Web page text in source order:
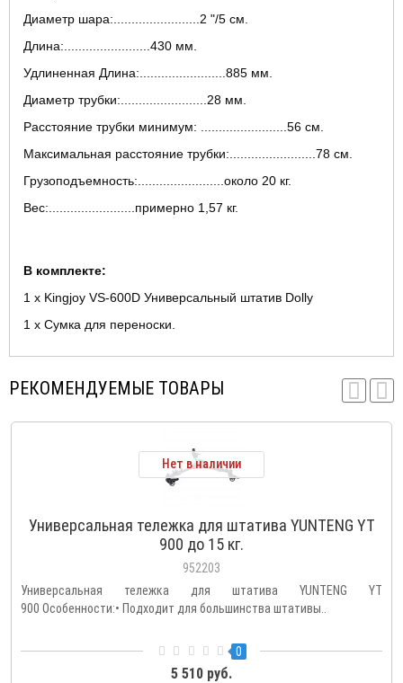
Диаметр шара:........................2 "/5 см.
Длина:........................430 мм.
Удлиненная Длина:........................885 мм.
Диаметр трубки:........................28 мм.
Расстояние трубки минимум: ........................56 см.
Максимальная расстояние трубки:........................78 см.
Грузоподъемность:........................около 20 кг.
Вес:........................примерно 1,57 кг.
B комплeкте:
1 х Kingjoy VS-600D Универсальный штатив Dolly
1 х Сумка для переноски.
РЕКОМЕНДУЕМЫЕ ТОВАРЫ
Нет в наличии
Универсальная тележка для штатива YUNTENG YT
900 до 15 кг.
952203
Универсальная тележка для штатива YUNTENG YT
900 Особенности:• Подходит для большинства штативы..
0
5 510 руб.